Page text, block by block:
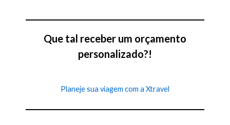
Que tal receber um orçamento
personalizado?!
Planeje sua viagem com a Xtravel